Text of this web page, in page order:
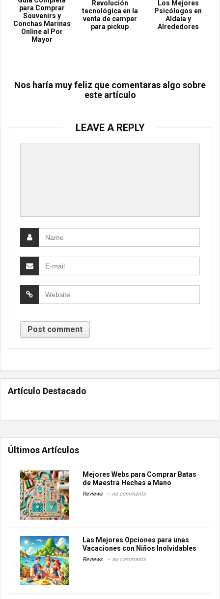
para Comprar
Souvenirs y
Conchas Marinas
Online al Por
Mayor
Revolución
tecnológica en la
venta de camper
para pickup
Los Mejores
Psicólogos en
Aldaia y
Alrededores
Nos haría muy feliz que comentaras algo sobre
este artículo
LEAVE A REPLY
Artículo Destacado
Últimos Artículos
Mejores Webs para Comprar Batas
de Maestra Hechas a Mano
Reviews no comments
Las Mejores Opciones para unas
Vacaciones con Niños Inolvidables
Reviews no comments